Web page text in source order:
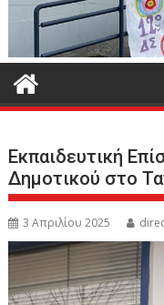
Εκπαιδευτική
Δημοτικού στο
3 Απριλίου 2025